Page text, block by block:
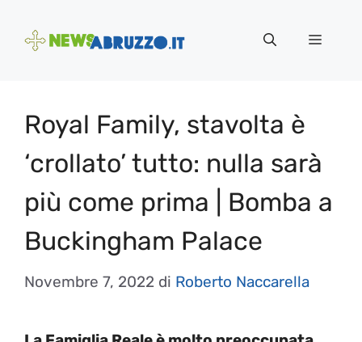
Menu
Royal Family, stavolta è
‘crollato’ tutto: nulla sarà
più come prima | Bomba a
Buckingham Palace
Novembre 7, 2022 di Roberto Naccarella